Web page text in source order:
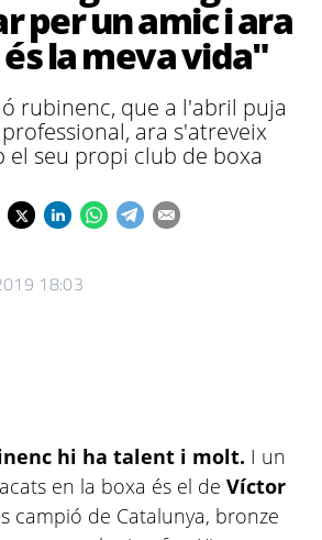
per un amic i ara
la meva vida"
rubinenc, que a l'abril puja
ara s'atreveix
el seu propi club de boxa
18:03
hi ha talent i molt. I un
en la boxa és el de Víctor
campió de Catalunya, bronze